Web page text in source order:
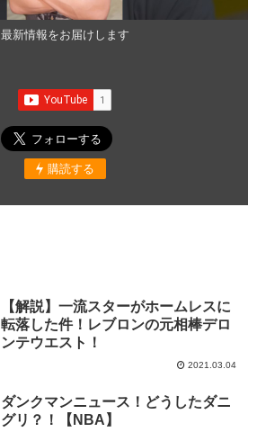
最新情報をお届けします
購読する
【解説】一流スターがホームレスに
転落した件！レブロンの元相棒デロ
ンテウエスト！
2021.03.04
ダンクマンニュース！どうしたダニ
グリ？！【NBA】